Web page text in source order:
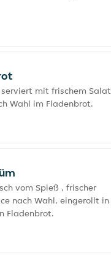
mit frischem Salat
Wahl im Fladenbrot.
vom Spieß , frischer
nach Wahl, eingerollt in
Fladenbrot.